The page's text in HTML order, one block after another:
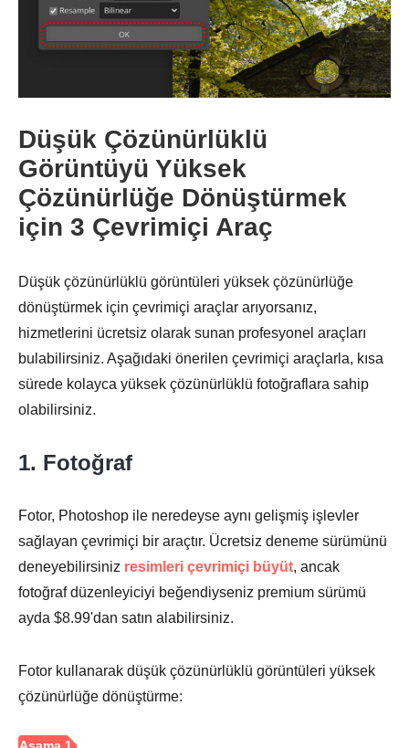
Aşama 3.
Düşük Çözünürlüklü
Görüntüyü Yüksek
Çözünürlüğe Dönüştürmek
için 3 Çevrimiçi Araç
Düşük çözünürlüklü görüntüleri yüksek çözünürlüğe
dönüştürmek için çevrimiçi araçlar arıyorsanız,
hizmetlerini ücretsiz olarak sunan profesyonel araçları
bulabilirsiniz. Aşağıdaki önerilen çevrimiçi araçlarla, kısa
sürede kolayca yüksek çözünürlüklü fotoğraflara sahip
olabilirsiniz.
1. Fotoğraf
Fotor, Photoshop ile neredeyse aynı gelişmiş işlevler
sağlayan çevrimiçi bir araçtır. Ücretsiz deneme sürümünü
deneyebilirsiniz resimleri çevrimiçi büyüt, ancak
fotoğraf düzenleyiciyi beğendiyseniz premium sürümü
ayda $8.99'dan satın alabilirsiniz.
Fotor kullanarak düşük çözünürlüklü görüntüleri yüksek
çözünürlüğe dönüştürme: